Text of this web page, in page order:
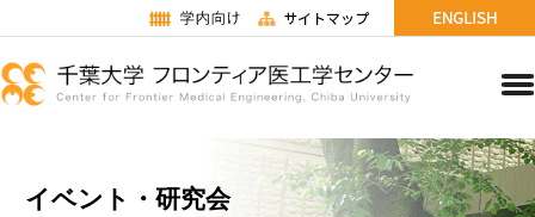
イベント・研究会